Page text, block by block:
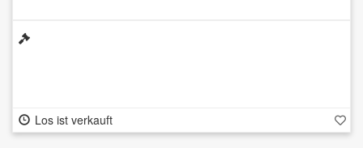
Los ist verkauft